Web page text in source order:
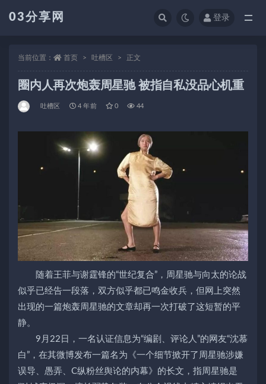
03分享网 登录
当前位置： 首页 吐槽区 正文
圈内人再次炮轰周星驰 被指自私没品心机重
吐槽区 4 年前 0 44
随着王菲与谢霆锋的“世纪复合”，周星驰与向太的论战
似乎已经告一段落，双方似乎都已鸣金收兵，但网上突然
出现的一篇炮轰周星驰的文章却再一次打破了这短暂的平
静。
9月22日，一名认证信息为“编剧、评论人”的网友“沈慕
白”，在其微博发布一篇名为《一个细节掀开了周星驰涉嫌
误导、愚弄、C纵粉丝舆论的内幕》的长文，指周星驰是